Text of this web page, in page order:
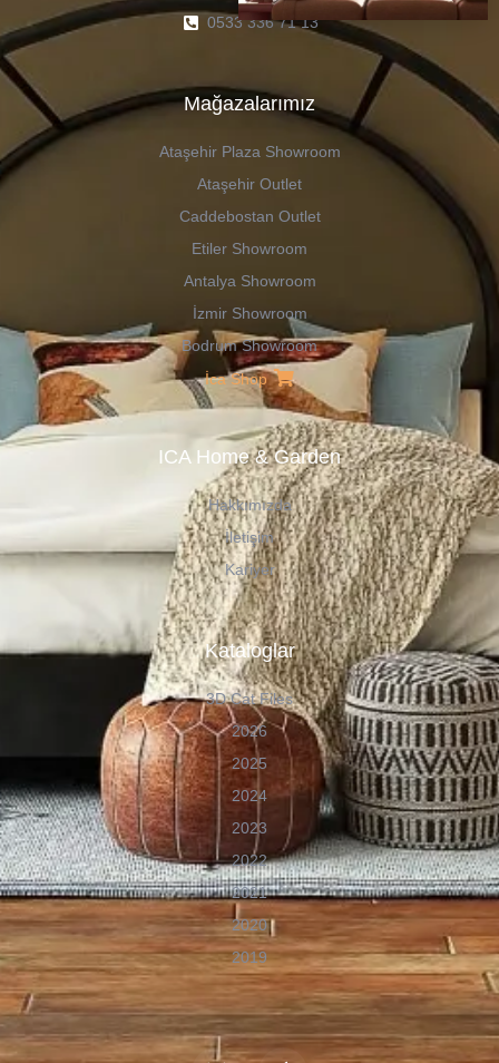
0533 336 71 13
Mağazalarımız
Ataşehir Plaza Showroom
Ataşehir Outlet
Caddebostan Outlet
Etiler Showroom
Antalya Showroom
İzmir Showroom
Bodrum Showroom
İca Shop
ICA Home & Garden
Hakkımızda
İletişim
Kariyer
Kataloglar
3D Cat Files
2026
2025
2024
2023
2022
2021
2020
2019